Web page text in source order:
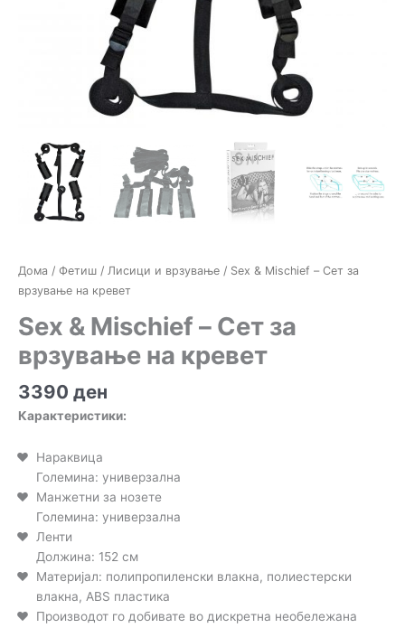
Дома / Фетиш / Лисици и врзување / Sex & Mischief – Сет за
врзување на кревет
Sex & Mischief – Сет за
врзување на кревет
3390 ден
Карактеристики:
Нараквица
Големина: универзална
Манжетни за нозете
Големина: универзална
Ленти
Должина: 152 см
Материјал: полипропиленски влакна, полиестерски
влакна, ABS пластика
Производот го добивате во дискретна необележана